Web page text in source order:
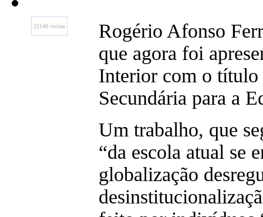
22140 visitas
Rogério Afonso
que agora foi
Interior com o título
Secundária para a
Um trabalho, que
“da escola atual se
globalização